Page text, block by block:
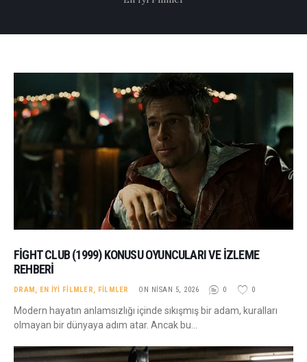
FIGHT CLUB (1999) KONUSU OYUNCULARI VE İZLEME
REHBERI
DRAM, EN İYI FILMLER, FILMLER ON NISAN 5, 2026 0 0
Modern hayatın anlamsızlığı içinde sıkışmış bir adam, kuralları
olmayan bir dünyaya adım atar. Ancak bu…